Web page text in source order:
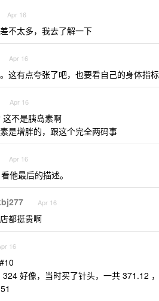
Apr 16
不太多，我去了解一下
Apr 16
这有点夸张了吧，也要看自己的身体指
Apr 16
这不是胰岛素啊
是增胖的，跟这个完全两码事
Apr 16
看他最后的描述。
Apr 16
都挺贵啊
16
#10
好像，当时买了针头，一共 371.12